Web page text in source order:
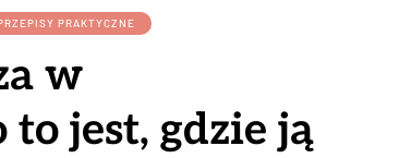
PRAKTYCZNE
w
to jest, gdzie ją